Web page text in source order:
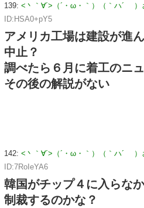
139: <丶｀∀´>（´・ω・｀）（｀ハ´ ）
ID:HSA0+pY5
アメリカ工場は建設が進
中止？
調べたら６月に着工のニ
その後の解説がない
142: <丶｀∀´>（´・ω・｀）（｀ハ´ ）
ID:7RoIeYA6
韓国がチップ４に入らな
制裁するのかな？